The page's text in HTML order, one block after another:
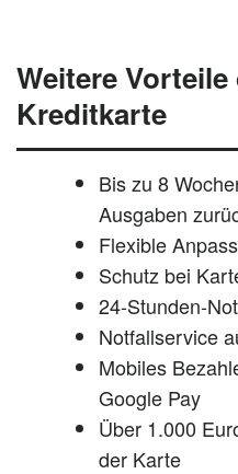
Weitere
Kreditkarte
Bis zu 8
Ausgaben
Flexible
Schutz bei
24-Stunden-
Notfallservice
Mobiles
Google Pay
Über 1.000
der Karte